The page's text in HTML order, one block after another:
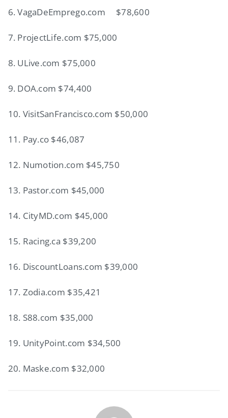
6. VagaDeEmprego.com $78,600
7. ProjectLife.com $75,000
8. ULive.com $75,000
9. DOA.com $74,400
10. VisitSanFrancisco.com $50,000
11. Pay.co $46,087
12. Numotion.com $45,750
13. Pastor.com $45,000
14. CityMD.com $45,000
15. Racing.ca $39,200
16. DiscountLoans.com $39,000
17. Zodia.com $35,421
18. S88.com $35,000
19. UnityPoint.com $34,500
20. Maske.com $32,000